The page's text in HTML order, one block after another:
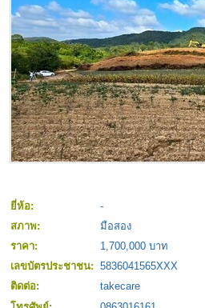
ยี่ห้อ: -
สภาพ:
มือสอง
ราคา:
1,700,000 บาท
เลขบัตรประชาชน: 5836041565XXX
ติดต่อ:
takecare